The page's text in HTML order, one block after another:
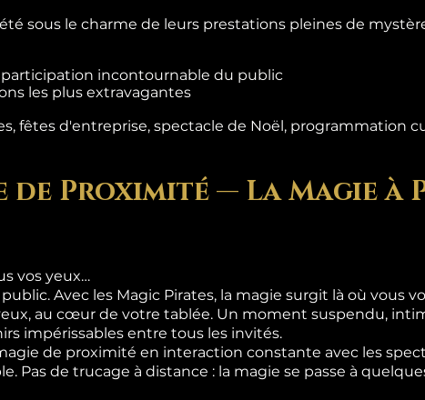
sous le charme de leurs prestations pleines de
incontournable du public
les plus extravagantes
fêtes d'entreprise, spectacle de Noël, programmation
de Proximité — La Magie à
vos yeux…
Avec les Magic Pirates, la magie surgit là où vous
au cœur de votre tablée. Un moment suspendu,
impérissables entre tous les invités.
de proximité en interaction constante avec les
Pas de trucage à distance : la magie se passe à